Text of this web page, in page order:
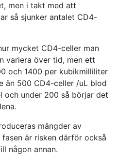
men i takt med att
så sjunker antalet CD4-
mycket CD4-celler man
variera över tid, men ett
och 1400 per kubikmilliliter
än 500 CD4-celler /uL blod
och under 200 så börjar det
mängder av
är risken därför också
någon annan.